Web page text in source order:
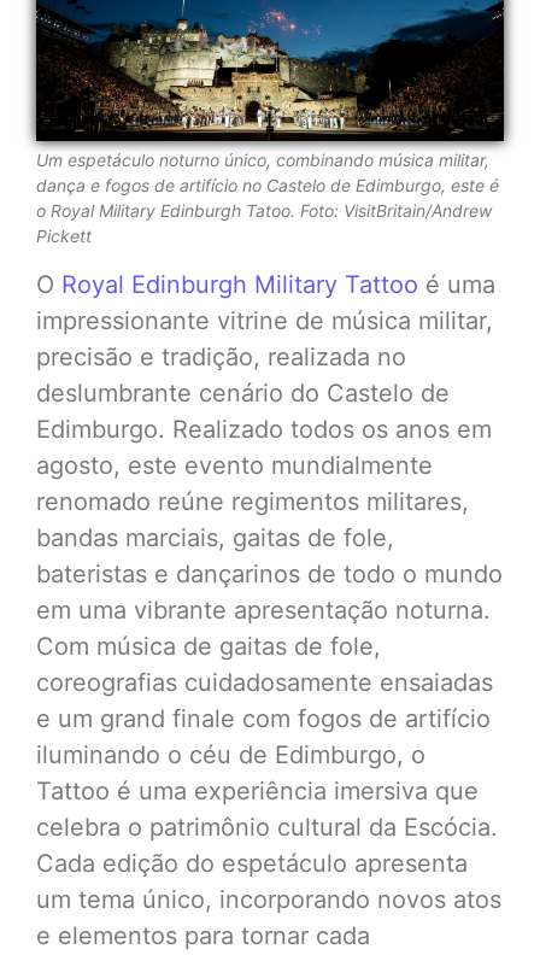
Um espetáculo noturno único, combinando música militar,
dança e fogos de artifício no Castelo de Edimburgo, este é
o Royal Military Edinburgh Tatoo. Foto: VisitBritain/Andrew
Pickett
O Royal Edinburgh Military Tattoo é uma
impressionante vitrine de música militar,
precisão e tradição, realizada no
deslumbrante cenário do Castelo de
Edimburgo. Realizado todos os anos em
agosto, este evento mundialmente
renomado reúne regimentos militares,
bandas marciais, gaitas de fole,
bateristas e dançarinos de todo o mundo
em uma vibrante apresentação noturna.
Com música de gaitas de fole,
coreografias cuidadosamente ensaiadas
e um grand finale com fogos de artifício
iluminando o céu de Edimburgo, o
Tattoo é uma experiência imersiva que
celebra o patrimônio cultural da Escócia.
Cada edição do espetáculo apresenta
um tema único, incorporando novos atos
e elementos para tornar cada